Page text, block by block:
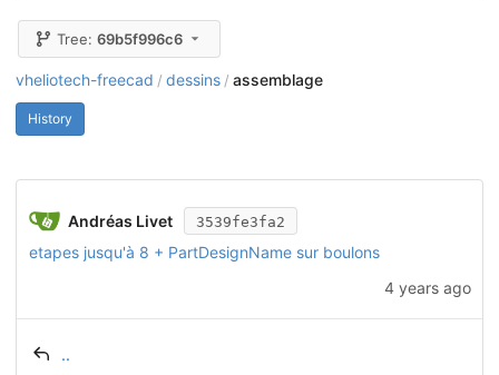
Tree:69b5f996c6
vheliotech-freecad / dessins / assemblage
History
Andréas Livet 3539fe3fa2
etapes jusqu'à 8 + PartDesignName sur boulons
4 years ago
..